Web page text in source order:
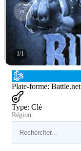
1/1
Plate-forme: Battle.net
Type: Clé
Région: